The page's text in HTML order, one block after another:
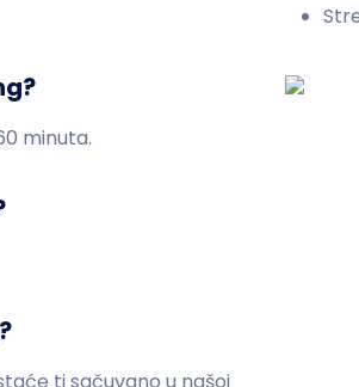
minuta.
ti sačuvano u našoj